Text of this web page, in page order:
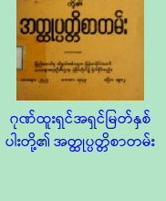
ဂုဏ်ထူးရှင်အရှင်မြတ်နှစ်
ပါးတို့၏ အတ္ထုပ္ပတ္တိစာတမ်း